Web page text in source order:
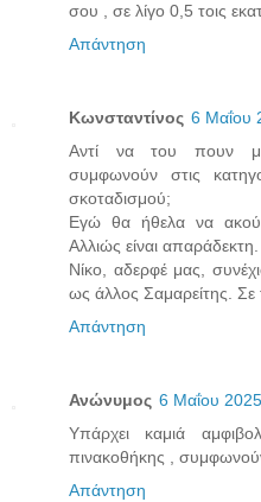
σου , σε λίγο 0,5 τοις
Απάντηση
Κωνσταντίνος 6 Μαΐου
Αντί να του πουν
συμφωνούν στις
σκοταδισμού;
Εγώ θα ήθελα να
Αλλιώς είναι απαράδεκτη.
Νίκο, αδερφέ μας,
ως άλλος Σαμαρείτης. Σε
Απάντηση
Ανώνυμος 6 Μαΐου
Υπάρχει καμιά
πινακοθήκης ,
Απάντηση